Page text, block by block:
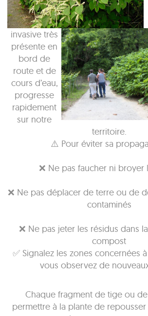
invasive très
présente en
bord de
route et de
cours d’eau,
progresse
rapidement
sur notre
territoire.
⚠️ Pour éviter sa
❌ Ne pas faucher ni broyer
❌ Ne pas déplacer de terre ou de
contaminés
❌ Ne pas jeter les résidus dans
compost
✅ Signalez les zones concernées
vous observez de
Chaque fragment de tige ou
permettre à la plante de